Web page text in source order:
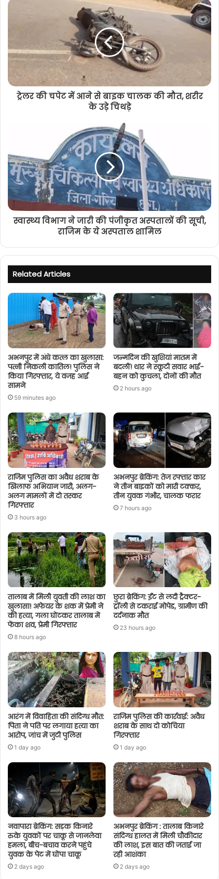
बेटे को सलाह देना पिता को पड़ा भारी: बेटे ने
उठाया खौफनाक कदम और…
ट्रेलर की चपेट में आने से बाइक चालक की मौत, शरीर
के उड़े चिथड़े
स्वास्थ्य विभाग ने जारी की पंजीकृत अस्पतालों की सूची,
राजिम के ये अस्पताल शामिल
Related Articles
अभनपुर में अंधे कत्ल का खुलासा:
पत्नी निकली कातिल! पुलिस ने
किया गिरफ्तार, ये वजह आई
सामने
59 minutes ago
जन्मदिन की खुशियां मातम में
बदलीं! थार ने स्कूटी सवार भाई-
बहन को कुचला, दोनों की मौत
2 hours ago
राजिम पुलिस का अवैध शराब के
खिलाफ अभियान जारी, अलग-
अलग मामलों में दो तस्कर
गिरफ्तार
3 hours ago
अभनपुर ब्रेकिंग: तेज रफ्तार कार
ने तीन बाइकों को मारी टक्कर,
तीन युवक गंभीर, चालक फरार
7 hours ago
तालाब में मिली युवती की लाश का
खुलासा! अफेयर के शक में प्रेमी ने
की हत्या, गला घोंटकर तालाब में
फेंका शव, प्रेमी गिरफ्तार
8 hours ago
छुरा ब्रेकिंग: ईंट से लदी ट्रैक्टर-
ट्रॉली से टकराई मोपेड, ग्रामीण की
दर्दनाक मौत
23 hours ago
आरंग में विवाहिता की संदिग्ध मौत:
पिता ने पति पर लगाया हत्या का
आरोप, जांच में जुटी पुलिस
1 day ago
राजिम पुलिस की कार्रवाई: अवैध
शराब के साथ दो कोचिया
गिरफ्तार
1 day ago
नवापारा ब्रेकिंग: सड़क किनारे
रुके युवकों पर चाकू से जानलेवा
हमला, बीच-बचाव करने पहुंचे
युवक के पेट में घोंपा चाकू
2 days ago
अभनपुर ब्रेकिंग : तालाब किनारे
संदिग्ध हालत में मिली चौकीदार
की लाश, इस बात की जताई जा
रही आशंका
2 days ago